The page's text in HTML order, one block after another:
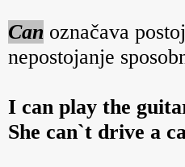
Can označava
nepostojanje
I can play the
She can`t drive a